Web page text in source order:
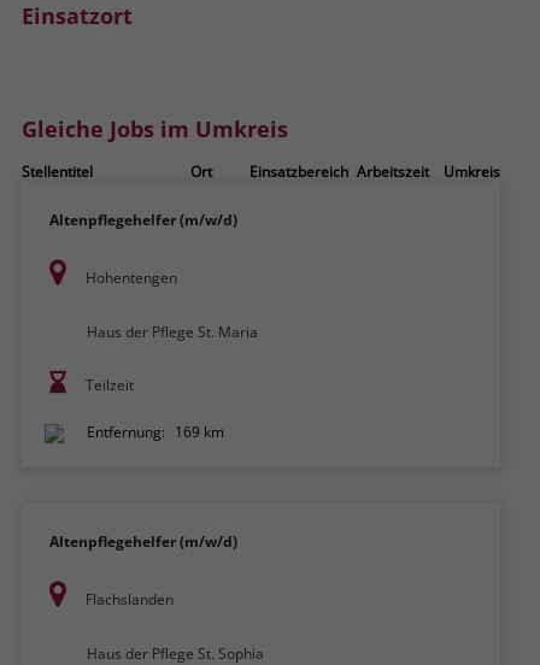
Einsatzort
Gleiche Jobs im Umkreis
Stellentitel Ort Einsatzbereich Arbeitszeit Umkreis
Altenpflegehelfer (m/w/d)
Hohentengen
Haus der Pflege St. Maria
Teilzeit
Entfernung: 169 km
Altenpflegehelfer (m/w/d)
Flachslanden
Haus der Pflege St. Sophia